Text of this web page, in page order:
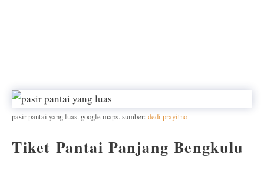
pasir pantai yang luas. google maps. sumber: dedi prayitno
Tiket Pantai Panjang Bengkulu